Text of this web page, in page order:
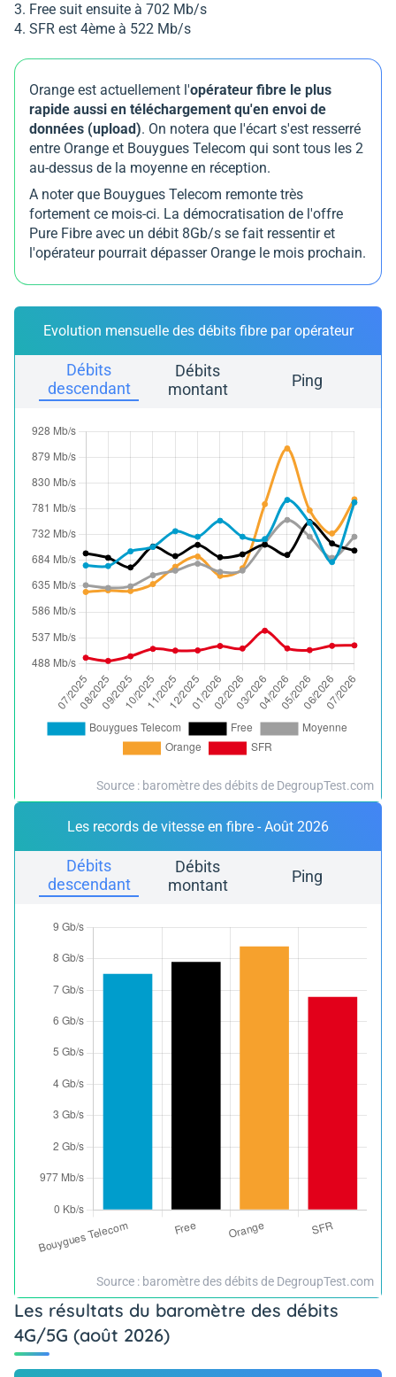
Free suit ensuite à 702 Mb/s
SFR est 4ème à 522 Mb/s
Orange est actuellement l'opérateur fibre le plus
rapide aussi en téléchargement qu'en envoi de
données (upload). On notera que l'écart s'est resserré
entre Orange et Bouygues Telecom qui sont tous les 2
au-dessus de la moyenne en réception.
A noter que Bouygues Telecom remonte très
fortement ce mois-ci. La démocratisation de l'offre
Pure Fibre avec un débit 8Gb/s se fait ressentir et
l'opérateur pourrait dépasser Orange le mois prochain.
Evolution mensuelle des débits fibre par opérateur
Débits
descendant
Débits
montant
Ping
Source : baromètre des débits de DegroupTest.com
Les records de vitesse en fibre - Août 2026
Débits
descendant
Débits
montant
Ping
Source : baromètre des débits de DegroupTest.com
Les résultats du baromètre des débits
4G/5G (août 2026)